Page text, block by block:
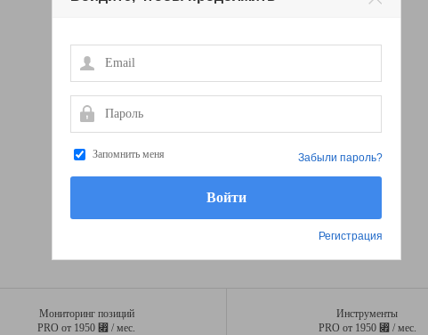
Мониторинг позиций
PRO от 1950 ⃏ / мес.
Инструменты
PRO от 1950 ⃏ / мес.
Email
Пароль
Запомнить меня
Регистрация
Забыли пароль?